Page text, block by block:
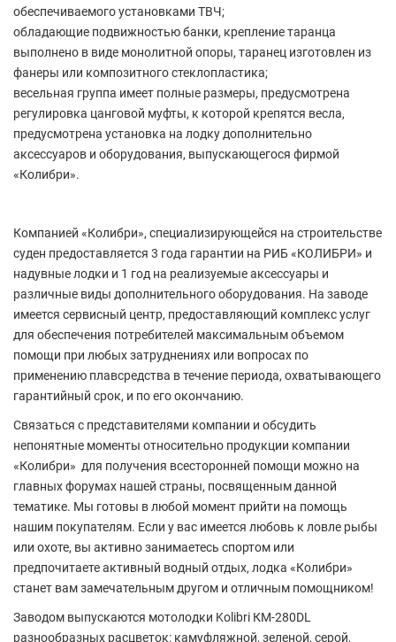
обеспечиваемого установками ТВЧ;
обладающие подвижностью банки, крепление таранца
выполнено в виде монолитной опоры, таранец изготовлен из
фанеры или композитного стеклопластика;
весельная группа имеет полные размеры, предусмотрена
регулировка цанговой муфты, к которой крепятся весла,
предусмотрена установка на лодку дополнительно
аксессуаров и оборудования, выпускающегося фирмой
«Колибри».
Компанией «Колибри», специализирующейся на строительстве
суден предоставляется 3 года гарантии на РИБ «КОЛИБРИ» и
надувные лодки и 1 год на реализуемые аксессуары и
различные виды дополнительного оборудования. На заводе
имеется сервисный центр, предоставляющий комплекс услуг
для обеспечения потребителей максимальным объемом
помощи при любых затруднениях или вопросах по
применению плавсредства в течение периода, охватывающего
гарантийный срок, и по его окончанию.
Связаться с представителями компании и обсудить
непонятные моменты относительно продукции компании
«Колибри» для получения всесторонней помощи можно на
главных форумах нашей страны, посвященным данной
тематике. Мы готовы в любой момент прийти на помощь
нашим покупателям. Если у вас имеется любовь к ловле рыбы
или охоте, вы активно занимаетесь спортом или
предпочитаете активный водный отдых, лодка «Колибри»
станет вам замечательным другом и отличным помощником!
Заводом выпускаются мотолодки Kolibri КМ-280DL
разнообразных расцветок: камуфляжной, зеленой, серой,